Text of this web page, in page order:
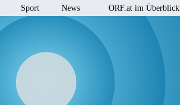
Sport News ORF.at im Überblick